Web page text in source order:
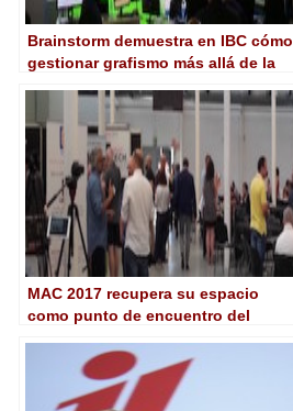
Brainstorm demuestra en IBC cómo
gestionar grafismo más allá de la
MAC 2017 recupera su espacio
como punto de encuentro del